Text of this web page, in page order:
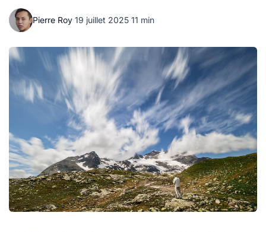
Pierre Roy·19 juillet 2025·11 min